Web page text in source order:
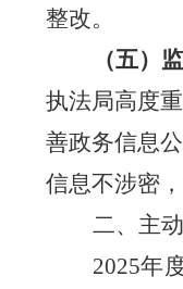
整改。
（五）
执法局高度
善政务信息
信息不涉密
二、主
2025年